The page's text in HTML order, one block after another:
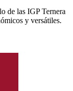
de las IGP Ternera
y versátiles.